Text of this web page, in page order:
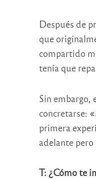
Después de
que
compartido
tenía que
Sin embargo,
concretarse:
primera
adelante
T: ¿Cómo te